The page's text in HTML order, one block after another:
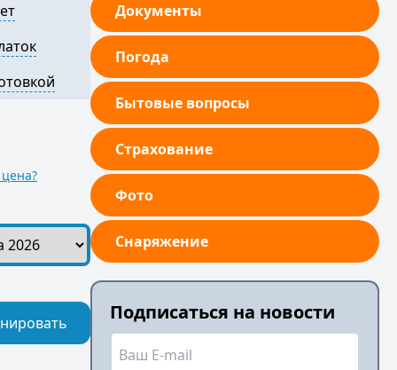
Документы
Погода
Бытовые вопросы
Страхование
Фото
Снаряжение
Подписаться на новости